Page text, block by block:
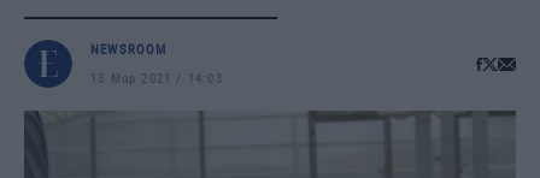
NEWSROOM
13 Μαρ 2021
14:03